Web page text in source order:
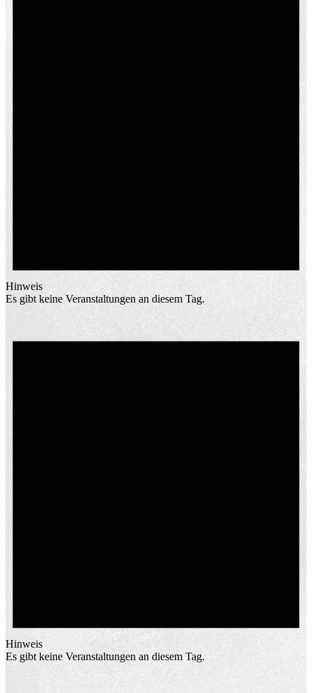
Hinweis
Es gibt keine Veranstaltungen an diesem Tag.
Hinweis
Es gibt keine Veranstaltungen an diesem Tag.